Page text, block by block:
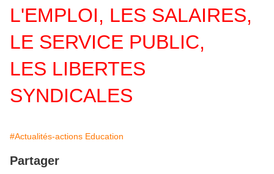
L'EMPLOI, LES SALAIRES,
LE SERVICE PUBLIC,
LES LIBERTES
SYNDICALES
#Actualités-actions Education
Partager